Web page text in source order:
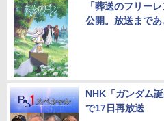
「葬送のフリー
公開。放送まであ
NHK「ガンダム
で17日再放送